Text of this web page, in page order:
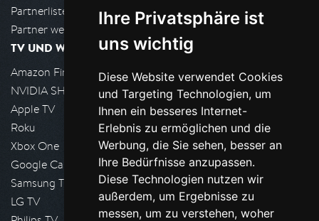
Ihre Privatsphäre ist
uns wichtig
Diese Website verwendet Cookies
und Targeting Technologien, um
Ihnen ein besseres Internet-
Erlebnis zu ermöglichen und die
Werbung, die Sie sehen, besser an
Ihre Bedürfnisse anzupassen.
Diese Technologien nutzen wir
außerdem, um Ergebnisse zu
messen, um zu verstehen, woher
Partnerliste
Partner werden
TV UND WOHNZIMMER
Amazon FireTV
NVIDIA SHIELD, Google TV
Apple TV
Roku
Xbox One
Google Cast
Samsung TV
LG TV